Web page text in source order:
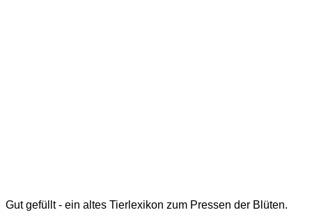
Gut gefüllt - ein altes Tierlexikon zum Pressen der Blüten.